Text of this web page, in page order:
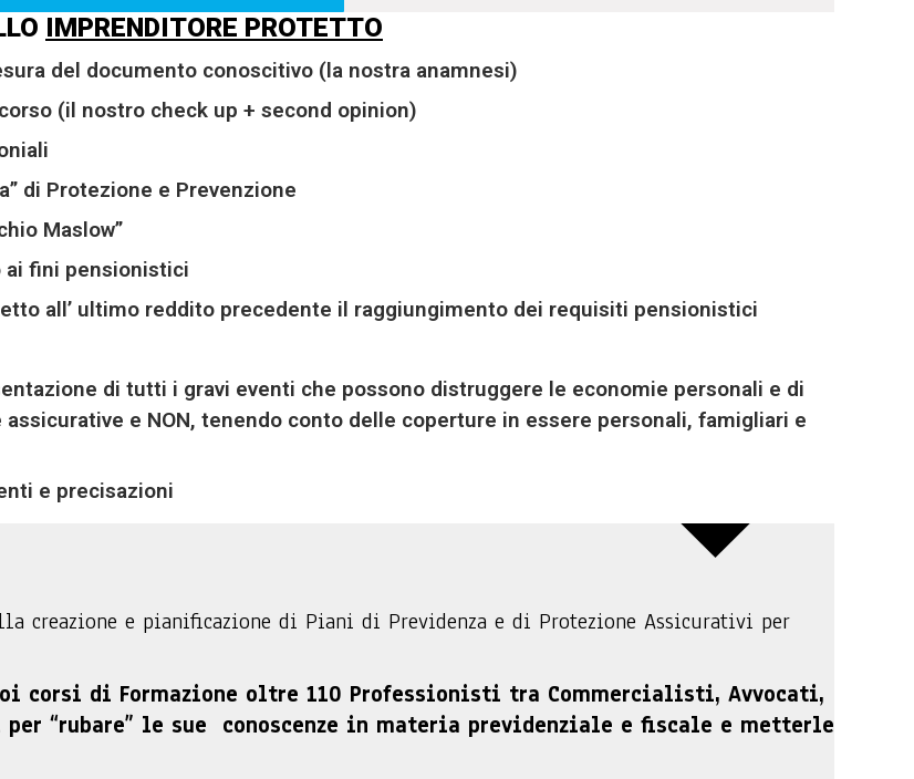
IMPRENDITORE PROTETTO
del documento conoscitivo (la nostra anamnesi)
(il nostro check up + second opinion)
di Protezione e Prevenzione
Maslow”
ai fini pensionistici
all’ ultimo reddito precedente il raggiungimento dei requisiti pensionistici
di tutti i gravi eventi che possono distruggere le economie personali e di
e NON, tenendo conto delle coperture in essere personali, famigliari e
e precisazioni
creazione e pianificazione di Piani di Previdenza e di Protezione Assicurativi per
corsi di Formazione oltre 110 Professionisti tra Commercialisti, Avvocati,
“rubare” le sue conoscenze in materia previdenziale e fiscale e metterle